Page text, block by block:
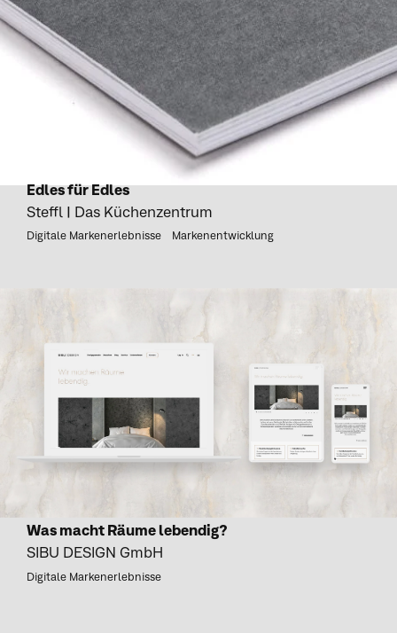
Edles für Edles
Steffl | Das Küchenzentrum
Digitale Markenerlebnisse Markenentwicklung
Was macht Räume lebendig?
SIBU DESIGN GmbH
Digitale Markenerlebnisse